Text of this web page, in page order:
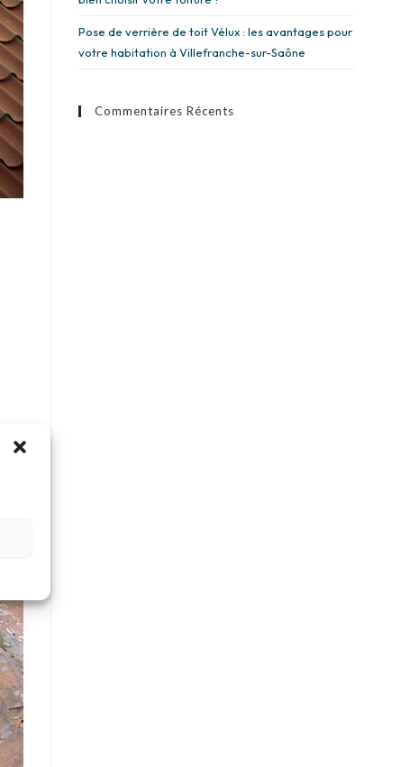
Pose de verrière de toit Vélux : les avantages pour
votre habitation à Villefranche-sur-Saône
Commentaires Récents